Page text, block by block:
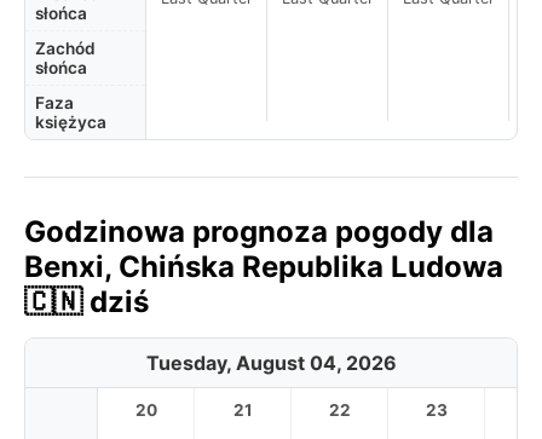
słońca
Zachód
słońca
Faza
księżyca
Godzinowa prognoza pogody dla
Benxi, Chińska Republika Ludowa
🇨🇳 dziś
Tuesday, August 04, 2026
20 21 22 23